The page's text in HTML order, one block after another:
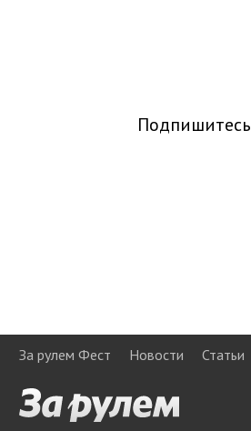
За рулем Фест Новости Статьи